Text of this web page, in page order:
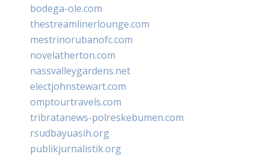
bodega-ole.com
thestreamlinerlounge.com
mestrinorubanofc.com
novelatherton.com
nassvalleygardens.net
electjohnstewart.com
omptourtravels.com
tribratanews-polreskebumen.com
rsudbayuasih.org
publikjurnalistik.org